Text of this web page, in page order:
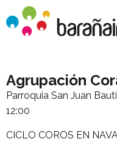
Agrupación
Parroquia San Juan
12:00
CICLO COROS EN